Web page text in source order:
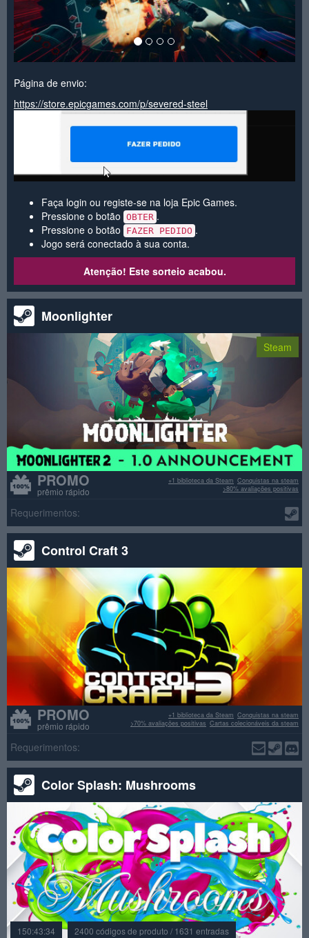
Página de envio:
https://store.epicgames.com/p/severed-steel
Faça login ou registe-se na loja Epic Games.
Pressione o botão OBTER .
Pressione o botão
FAZER PEDIDO .
Jogo será conectado à sua conta.
Atenção! Este sorteio acabou.
Moonlighter
Steam
PROMO
prêmio rápido
Conquistas na steam
+1 biblioteca da Steam
>80% avaliações positivas
Requerimentos:
Control Craft 3
PROMO
prêmio rápido
Conquistas na steam
+1 biblioteca da Steam
Cartas colecionáveis da steam
>70% avaliações positivas
Requerimentos:
Color Splash: Mushrooms
150:43:34 2400 códigos de produto / 1631 entradas